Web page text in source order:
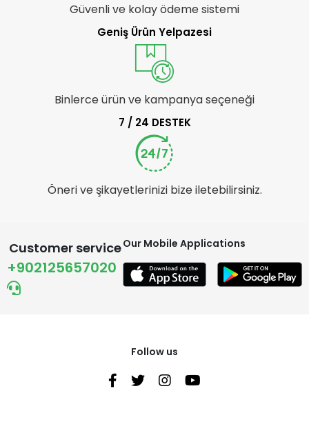
Güvenli ve kolay ödeme sistemi
Geniş Ürün Yelpazesi
Binlerce ürün ve kampanya seçeneği
7 / 24 DESTEK
Öneri ve şikayetlerinizi bize iletebilirsiniz.
Customer service
+902125657020
Our Mobile Applications
Follow us